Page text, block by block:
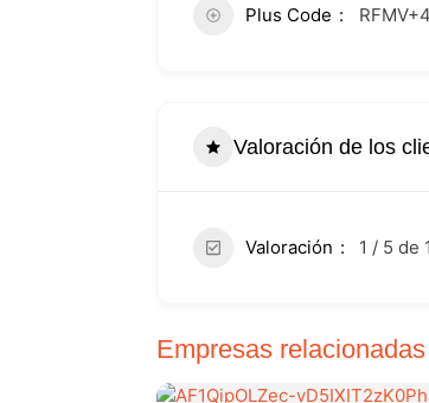
Plus Code
Valoración de los
Valoración 1 / 5 de
Empresas relacionadas